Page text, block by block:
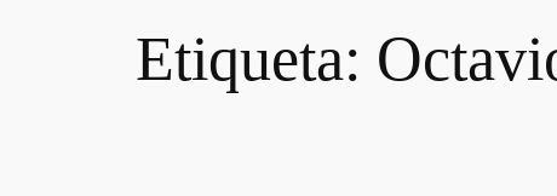
Etiqueta: